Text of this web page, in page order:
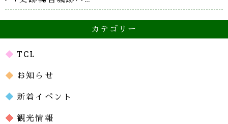
カテゴリー
TCL
お知らせ
新着イベント
観光情報